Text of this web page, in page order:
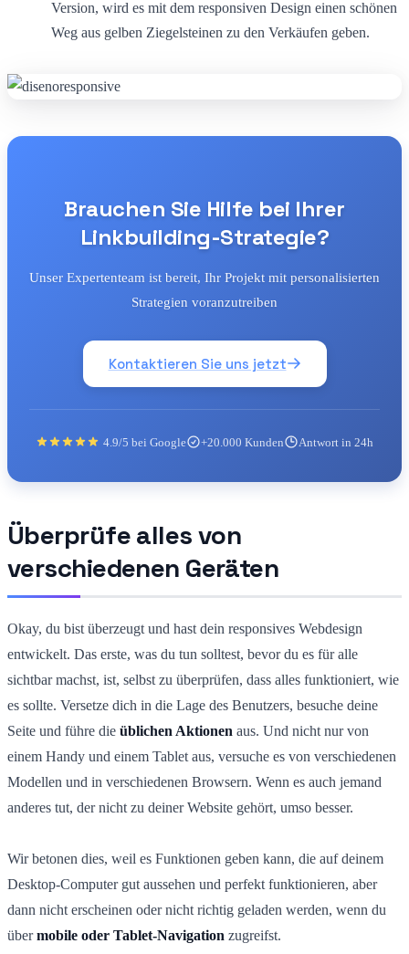
Version, wird es mit dem responsiven Design einen schönen
Weg aus gelben Ziegelsteinen zu den Verkäufen geben.
Brauchen Sie Hilfe bei Ihrer
Linkbuilding-Strategie?
Unser Expertenteam ist bereit, Ihr Projekt mit personalisierten
Strategien voranzutreiben
Kontaktieren Sie uns jetzt
4.9/5 bei Google +20.000 Kunden Antwort in 24h
Überprüfe alles von
verschiedenen Geräten
Okay, du bist überzeugt und hast dein responsives Webdesign
entwickelt. Das erste, was du tun solltest, bevor du es für alle
sichtbar machst, ist, selbst zu überprüfen, dass alles funktioniert, wie
es sollte. Versetze dich in die Lage des Benutzers, besuche deine
Seite und führe die üblichen Aktionen aus. Und nicht nur von
einem Handy und einem Tablet aus, versuche es von verschiedenen
Modellen und in verschiedenen Browsern. Wenn es auch jemand
anderes tut, der nicht zu deiner Website gehört, umso besser.
Wir betonen dies, weil es Funktionen geben kann, die auf deinem
Desktop-Computer gut aussehen und perfekt funktionieren, aber
dann nicht erscheinen oder nicht richtig geladen werden, wenn du
übermobile oder Tablet-Navigation zugreifst.